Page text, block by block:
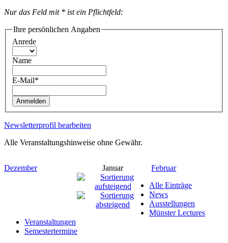
Nur das Feld mit * ist ein Pflichtfeld:
Ihre persönlichen Angaben
Anrede
Name
E-Mail*
Anmelden
Newsletterprofil bearbeiten
Alle Veranstaltungshinweise ohne Gewähr.
Dezember Januar
Februar
Alle Einträge
News
Ausstellungen
Münster Lectures
Veranstaltungen
Semestertermine